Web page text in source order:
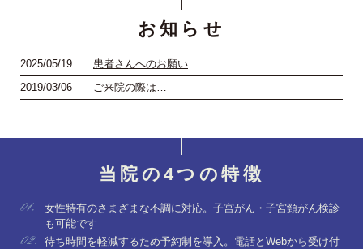
お知らせ
2025/05/19
患者さんへのお願い
2019/03/06
ご来院の際は…
当院の4つの特徴
女性特有のさまざまな不調に対応。子宮がん・子宮頸がん検診
も可能です
待ち時間を軽減するため予約制を導入。電話とWebから受け付